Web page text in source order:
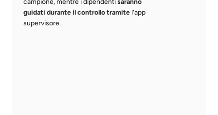
campione, mentre i dipendenti saranno
guidati durante il controllo tramite l'app
supervisore.